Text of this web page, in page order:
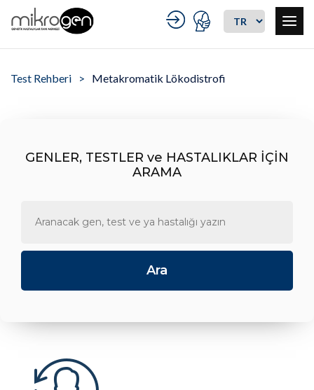
Test Rehberi Metakromatik Lökodistrofi
GENLER, TESTLER ve HASTALIKLAR İÇİN
ARAMA